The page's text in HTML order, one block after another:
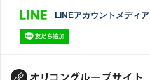
LINEアカウントメディア